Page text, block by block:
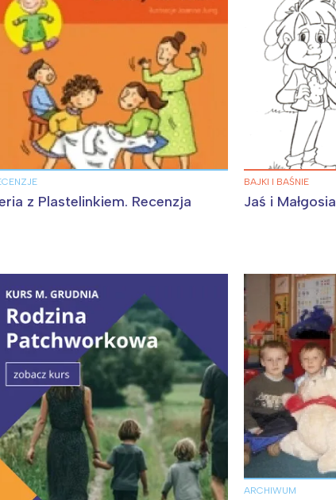
z Plastelinkiem. Recenzja
BAJKI I BAŚNIE
Jaś i Małgosia
ARCHIWUM